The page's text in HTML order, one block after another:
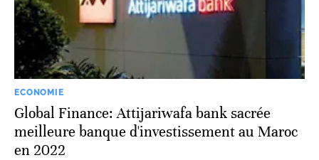
ECONOMIE
Global Finance: Attijariwafa bank sacrée
meilleure banque d'investissement au Maroc
en 2022